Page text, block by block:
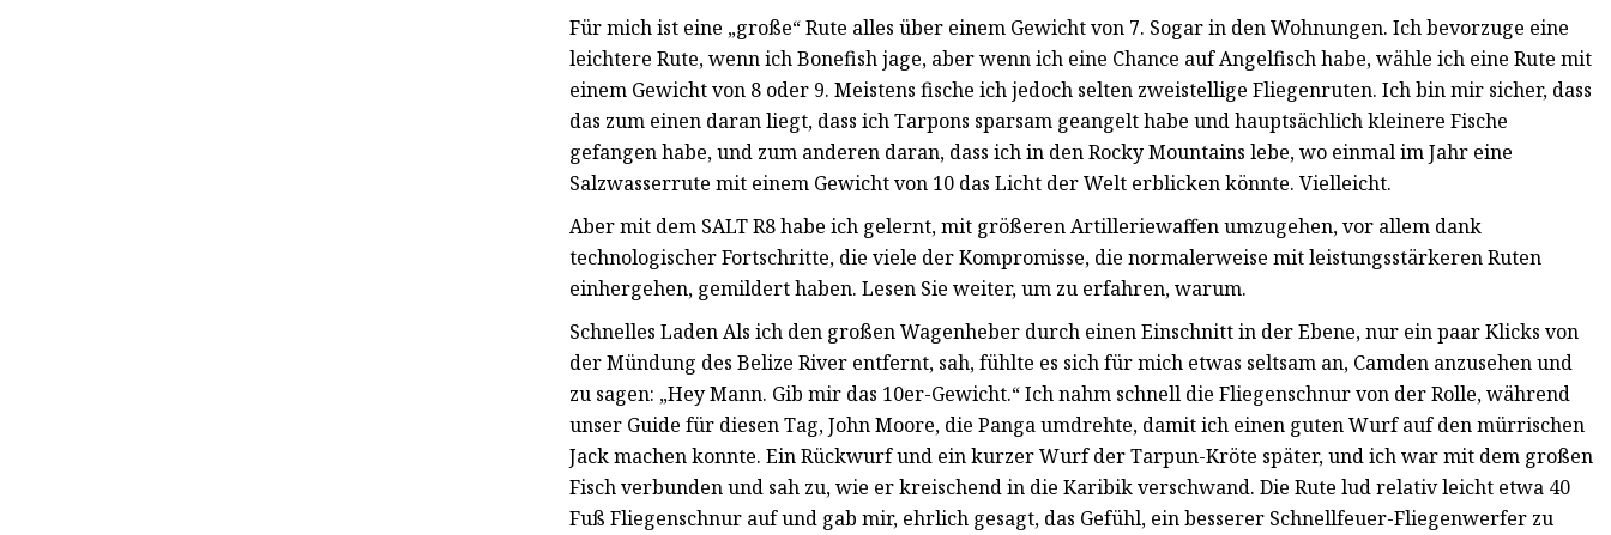
Für mich ist eine „große“ Rute alles über einem Gewicht von 7. Sogar in den Wohnungen. Ich bevorzuge eine
leichtere Rute, wenn ich Bonefish jage, aber wenn ich eine Chance auf Angelfisch habe, wähle ich eine Rute mit
einem Gewicht von 8 oder 9. Meistens fische ich jedoch selten zweistellige Fliegenruten. Ich bin mir sicher, dass
das zum einen daran liegt, dass ich Tarpons sparsam geangelt habe und hauptsächlich kleinere Fische
gefangen habe, und zum anderen daran, dass ich in den Rocky Mountains lebe, wo einmal im Jahr eine
Salzwasserrute mit einem Gewicht von 10 das Licht der Welt erblicken könnte. Vielleicht.
Aber mit dem SALT R8 habe ich gelernt, mit größeren Artilleriewaffen umzugehen, vor allem dank
technologischer Fortschritte, die viele der Kompromisse, die normalerweise mit leistungsstärkeren Ruten
einhergehen, gemildert haben. Lesen Sie weiter, um zu erfahren, warum.
Schnelles Laden Als ich den großen Wagenheber durch einen Einschnitt in der Ebene, nur ein paar Klicks von
der Mündung des Belize River entfernt, sah, fühlte es sich für mich etwas seltsam an, Camden anzusehen und
zu sagen: „Hey Mann. Gib mir das 10er-Gewicht.“ Ich nahm schnell die Fliegenschnur von der Rolle, während
unser Guide für diesen Tag, John Moore, die Panga umdrehte, damit ich einen guten Wurf auf den mürrischen
Jack machen konnte. Ein Rückwurf und ein kurzer Wurf der Tarpun-Kröte später, und ich war mit dem großen
Fisch verbunden und sah zu, wie er kreischend in die Karibik verschwand. Die Rute lud relativ leicht etwa 40
Fuß Fliegenschnur auf und gab mir, ehrlich gesagt, das Gefühl, ein besserer Schnellfeuer-Fliegenwerfer zu